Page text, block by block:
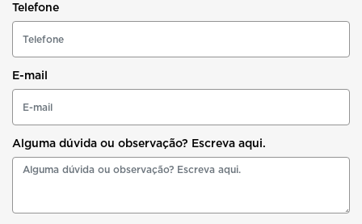
Telefone
E-mail
Alguma dúvida ou observação? Escreva aqui.